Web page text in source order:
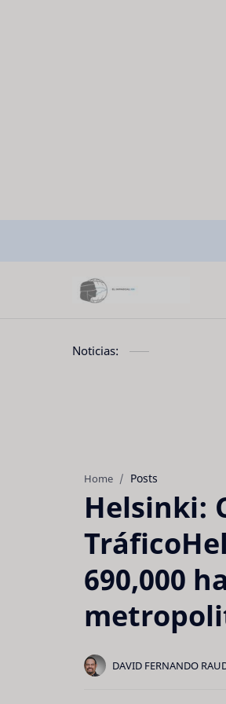
Noticias:
Home Posts
Helsinki:
690,000